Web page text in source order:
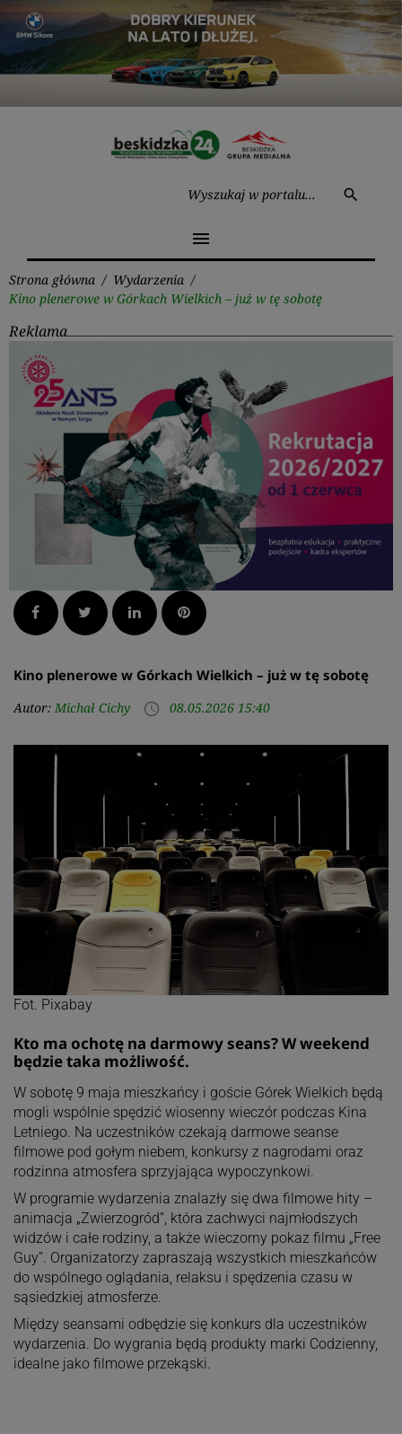
Przejdź
treści
search
menu
Strona główna / Wydarzenia /
Kino plenerowe w Górkach Wielkich – już w tę sobotę
Reklama
Facebook Twitter LinkedInPinterest
Kino plenerowe w Górkach Wielkich – już w tę sobotę
Autor: Michał Cichy access_time 08.05.2026 15:40
Fot. Pixabay
Kto ma ochotę na darmowy seans? W weekend
będzie taka możliwość.
W sobotę 9 maja mieszkańcy i goście Górek Wielkich będą
mogli wspólnie spędzić wiosenny wieczór podczas Kina
Letniego. Na uczestników czekają darmowe seanse
filmowe pod gołym niebem, konkursy z nagrodami oraz
rodzinna atmosfera sprzyjająca wypoczynkowi.
W programie wydarzenia znalazły się dwa filmowe hity –
animacja „Zwierzogród”, która zachwyci najmłodszych
widzów i całe rodziny, a także wieczorny pokaz filmu „Free
Guy”. Organizatorzy zapraszają wszystkich mieszkańców
do wspólnego oglądania, relaksu i spędzenia czasu w
sąsiedzkiej atmosferze.
Między seansami odbędzie się konkurs dla uczestników
wydarzenia. Do wygrania będą produkty marki Codzienny,
idealne jako filmowe przekąski.